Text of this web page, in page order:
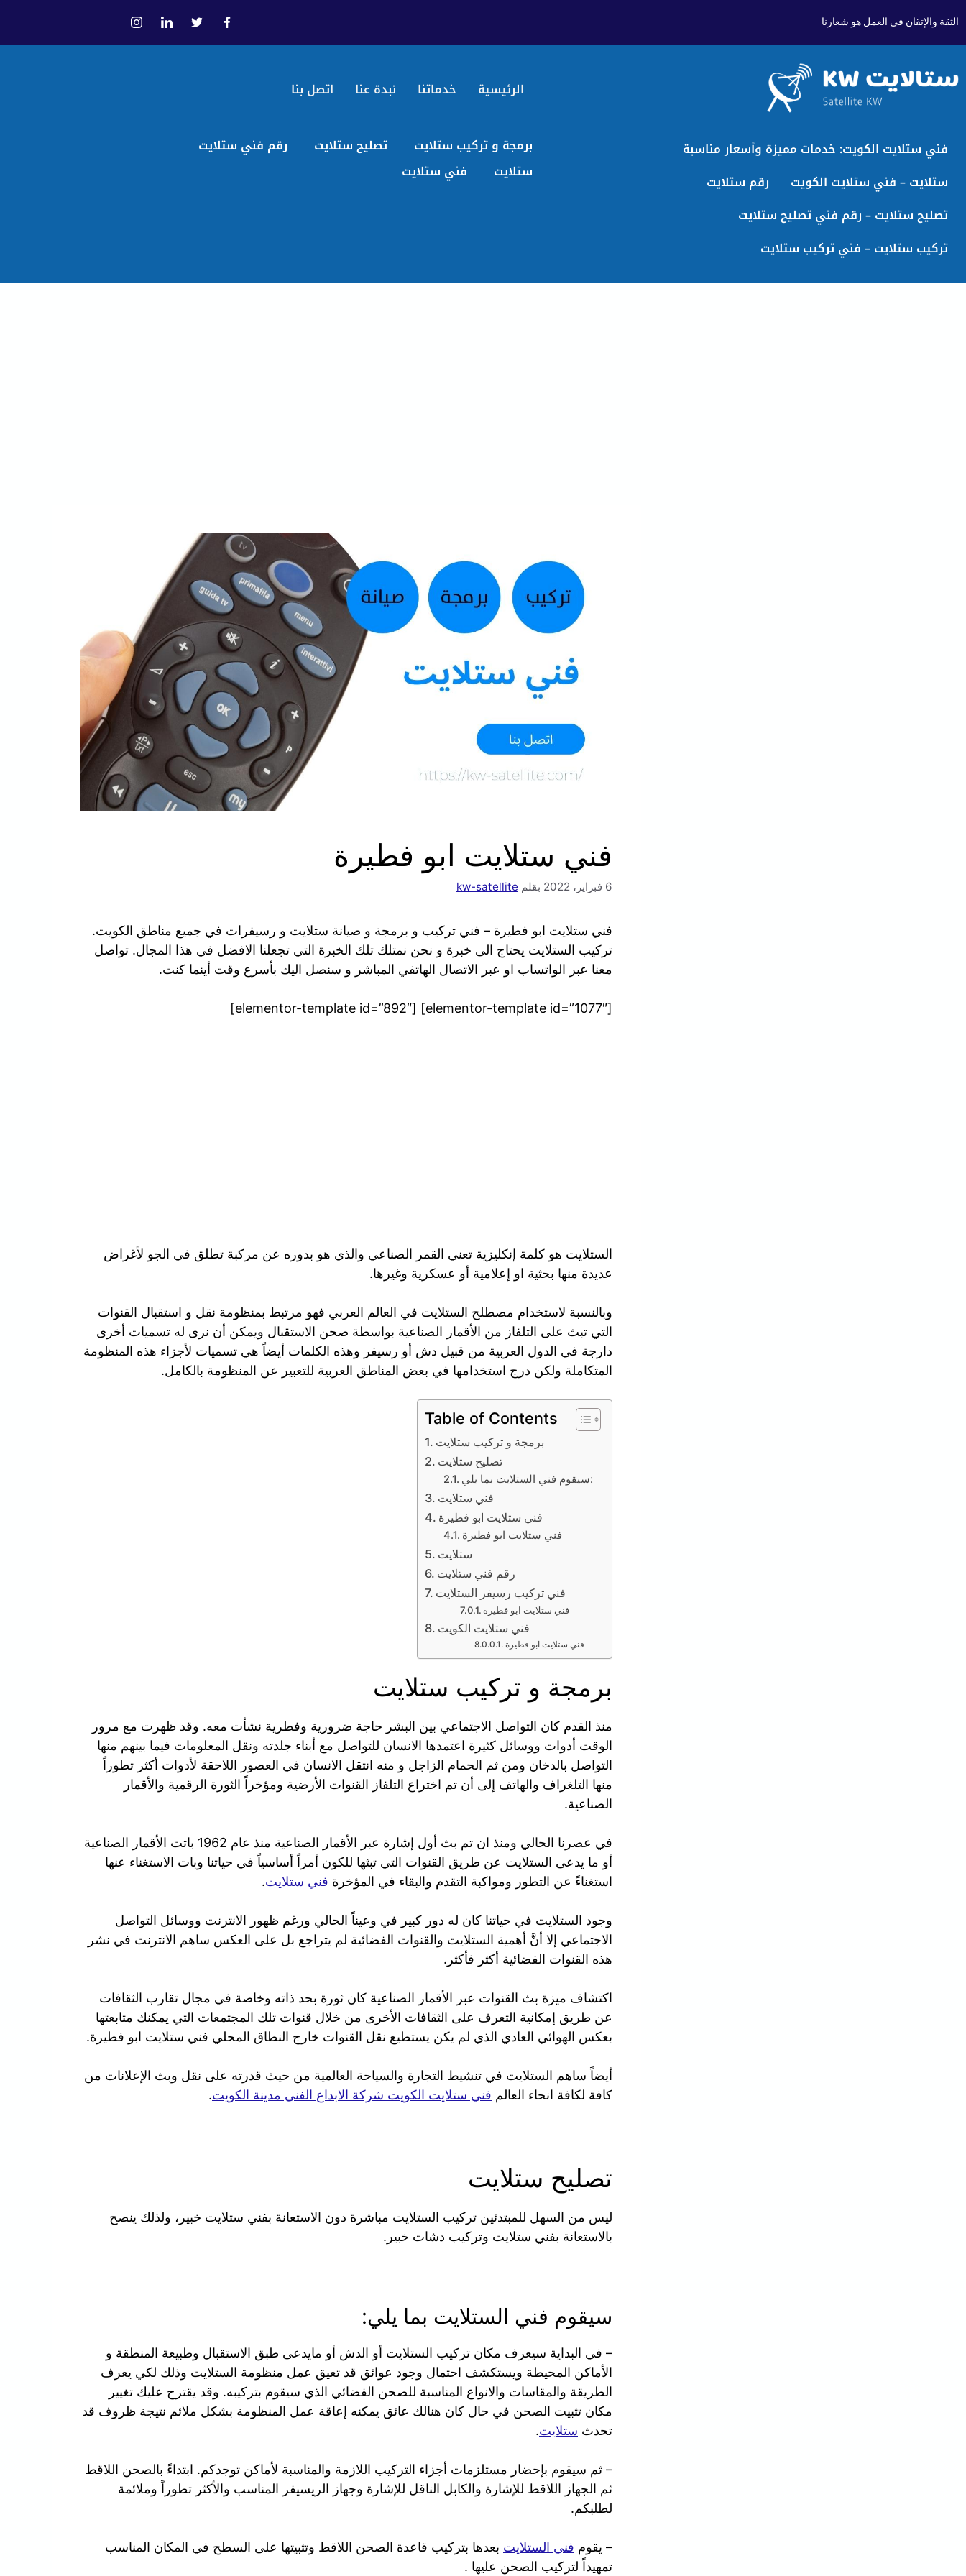
الثقة والإتقان في العمل هو شعارنا
الرئيسية خدماتنا نبدة عنا اتصل بنا
فني ستلايت الكويت: خدمات مميزة وأسعار مناسبة
ستلايت – فني ستلايت الكويت
رقم ستلايت
تصليح ستلايت – رقم فني تصليح ستلايت
تركيب ستلايت – فني تركيب ستلايت
برمجة و تركيب ستلايت تصليح ستلايت
رقم فني ستلايت
ستلايت
فني ستلايت
فني ستلايت ابو فطيرة
6 فبراير، 2022 بقلم kw-satellite
فني ستلايت ابو فطيرة – فني تركيب و برمجة و صيانة ستلايت و رسيفرات في جميع مناطق الكويت.
تركيب الستلايت يحتاج الى خبرة و نحن نمتلك تلك الخبرة التي تجعلنا الافضل في هذا المجال. تواصل
معنا عبر الواتساب او عبر الاتصال الهاتفي المباشر و سنصل اليك بأسرع وقت أينما كنت.
[elementor-template id=”1077″] [elementor-template id=”892″]
الستلايت هو كلمة إنكليزية تعني القمر الصناعي والذي هو بدوره عن مركبة تطلق في الجو لأغراض
عديدة منها بحثية او إعلامية أو عسكرية وغيرها.
وبالنسبة لاستخدام مصطلح الستلايت في العالم العربي فهو مرتبط بمنظومة نقل و استقبال القنوات
التي تبث على التلفاز من الأقمار الصناعية بواسطة صحن الاستقبال ويمكن أن نرى له تسميات أخرى
دارجة في الدول العربية من قبيل دش أو رسيفر وهذه الكلمات أيضاً هي تسميات لأجزاء هذه المنظومة
المتكاملة ولكن درج استخدامها في بعض المناطق العربية للتعبير عن المنظومة بالكامل.
Table of Contents
برمجة و تركيب ستلايت
تصليح ستلايت
سيقوم فني الستلايت بما يلي:
فني ستلايت
فني ستلايت ابو فطيرة
فني ستلايت ابو فطيرة
ستلايت
رقم فني ستلايت
فني تركيب رسيفر الستلايت
فني ستلايت ابو فطيرة
فني ستلايت الكويت
فني ستلايت ابو فطيرة
برمجة و تركيب ستلايت
منذ القدم كان التواصل الاجتماعي بين البشر حاجة ضرورية وفطرية نشأت معه. وقد ظهرت مع مرور
الوقت أدوات ووسائل كثيرة اعتمدها الانسان للتواصل مع أبناء جلدته ونقل المعلومات فيما بينهم منها
التواصل بالدخان ومن ثم الحمام الزاجل و منه انتقل الانسان في العصور اللاحقة لأدوات أكثر تطوراً
منها التلغراف والهاتف إلى أن تم اختراع التلفاز القنوات الأرضية ومؤخراً الثورة الرقمية والأقمار
الصناعية.
في عصرنا الحالي ومنذ ان تم بث أول إشارة عبر الأقمار الصناعية منذ عام 1962 باتت الأقمار الصناعية
أو ما يدعى الستلايت عن طريق القنوات التي تبثها للكون أمراً أساسياً في حياتنا وبات الاستغناء عنها
استغناءً عن التطور ومواكبة التقدم والبقاء في المؤخرة فني ستلايت.
وجود الستلايت في حياتنا كان له دور كبير في وعيناً الحالي ورغم ظهور الانترنت ووسائل التواصل
الاجتماعي إلا أنَّ أهمية الستلايت والقنوات الفضائية لم يتراجع بل على العكس ساهم الانترنت في نشر
هذه القنوات الفضائية أكثر فأكثر.
اكتشاف ميزة بث القنوات عبر الأقمار الصناعية كان ثورة بحد ذاته وخاصة في مجال تقارب الثقافات
عن طريق إمكانية التعرف على الثقافات الأخرى من خلال قنوات تلك المجتمعات التي يمكنك متابعتها
بعكس الهوائي العادي الذي لم يكن يستطيع نقل القنوات خارج النطاق المحلي فني ستلايت ابو فطيرة.
أيضاً ساهم الستلايت في تنشيط التجارة والسياحة العالمية من حيث قدرته على نقل وبث الإعلانات من
كافة لكافة انحاء العالم فني ستلايت الكويت شركة الابداع الفني مدينة الكويت.
تصليح ستلايت
ليس من السهل للمبتدئين تركيب الستلايت مباشرة دون الاستعانة بفني ستلايت خبير، ولذلك ينصح
بالاستعانة بفني ستلايت وتركيب دشات خبير.
سيقوم فني الستلايت بما يلي:
– في البداية سيعرف مكان تركيب الستلايت أو الدش أو مايدعى طبق الاستقبال وطبيعة المنطقة و
الأماكن المحيطة ويستكشف احتمال وجود عوائق قد تعيق عمل منظومة الستلايت وذلك لكي يعرف
الطريقة والمقاسات والانواع المناسبة للصحن الفضائي الذي سيقوم بتركيبه. وقد يقترح عليك تغيير
مكان تثبيت الصحن في حال كان هنالك عائق يمكنه إعاقة عمل المنظومة بشكل ملائم نتيجة ظروف قد
تحدث ستلايت.
– ثم سيقوم بإحضار مستلزمات أجزاء التركيب اللازمة والمناسبة لأماكن توجدكم. ابتداءً بالصحن اللاقط
ثم الجهاز اللاقط للإشارة والكابل الناقل للإشارة وجهاز الريسيفر المناسب والأكثر تطوراً وملائمة
لطلبكم.
– يقوم فني الستلايت بعدها بتركيب قاعدة الصحن اللاقط وتثبيتها على السطح في المكان المناسب
تمهيداً لتركيب الصحن عليها .